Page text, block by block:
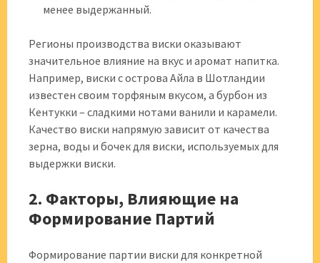
менее выдержанный.
Регионы производства виски оказывают
значительное влияние на вкус и аромат напитка.
Например, виски с острова Айла в Шотландии
известен своим торфяным вкусом, а бурбон из
Кентукки – сладкими нотами ванили и карамели.
Качество виски напрямую зависит от качества
зерна, воды и бочек для виски, используемых для
выдержки виски.
2. Факторы, Влияющие на
Формирование Партий
Формирование партии виски для конкретной